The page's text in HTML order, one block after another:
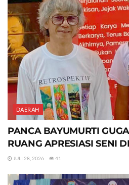
DAERAH
PANCA BAYUMURTI
RUANG APRESIASI SENI
JULI 28, 2026 41